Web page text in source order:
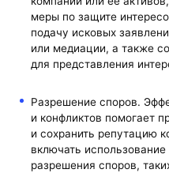
меры по защите
подачу исковых
или медиации, а также
для представления
Разрешение споров.
и конфликтов помогает
и сохранить репутацию
включать
разрешения споров,